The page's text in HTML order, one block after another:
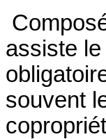
assiste
souvent